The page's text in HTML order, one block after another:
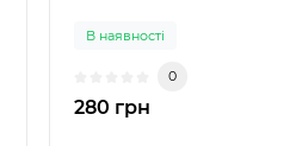
В наявності
0
280 грн